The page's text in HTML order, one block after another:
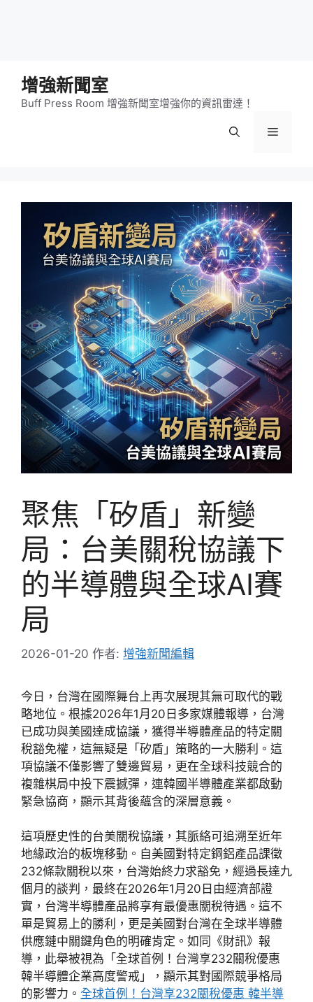
增強新聞室
Buff Press Room 增強新聞室增強你的資訊雷達！
選
聚焦「矽盾」新變
局：台美關稅協議下
的半導體與全球AI賽
局
2026-01-20 作者: 增強新聞編輯
今日，台灣在國際舞台上再次展現其無可取代的戰
略地位。根據2026年1月20日多家媒體報導，台灣
已成功與美國達成協議，獲得半導體產品的特定關
稅豁免權，這無疑是「矽盾」策略的一大勝利。這
項協議不僅影響了雙邊貿易，更在全球科技競合的
複雜棋局中投下震撼彈，連韓國半導體產業都啟動
緊急協商，顯示其背後蘊含的深層意義。
這項歷史性的台美關稅協議，其脈絡可追溯至近年
地緣政治的板塊移動。自美國對特定鋼鋁產品課徵
232條款關稅以來，台灣始終力求豁免，經過長達九
個月的談判，最終在2026年1月20日由經濟部證
實，台灣半導體產品將享有最優惠關稅待遇。這不
單是貿易上的勝利，更是美國對台灣在全球半導體
供應鏈中關鍵角色的明確肯定。如同《財訊》報
導，此舉被視為「全球首例！台灣享232關稅優惠
韓半導體企業高度警戒」，顯示其對國際競爭格局
的影響力。 全球首例！台灣享232關稅優惠 韓半導